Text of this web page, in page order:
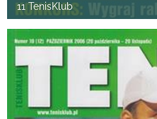
11 TenisKlub